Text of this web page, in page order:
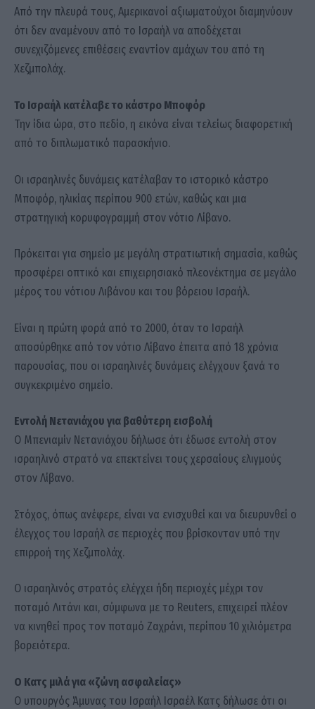
Από την πλευρά τους, Αμερικανοί αξιωματούχοι διαμηνύουν
ότι δεν αναμένουν από το Ισραήλ να αποδέχεται
συνεχιζόμενες επιθέσεις εναντίον αμάχων του από τη
Χεζμπολάχ.
Το Ισραήλ κατέλαβε το κάστρο Μποφόρ
Την ίδια ώρα, στο πεδίο, η εικόνα είναι τελείως διαφορετική
από το διπλωματικό παρασκήνιο.
Οι ισραηλινές δυνάμεις κατέλαβαν το ιστορικό κάστρο
Μποφόρ, ηλικίας περίπου 900 ετών, καθώς και μια
στρατηγική κορυφογραμμή στον νότιο Λίβανο.
Πρόκειται για σημείο με μεγάλη στρατιωτική σημασία, καθώς
προσφέρει οπτικό και επιχειρησιακό πλεονέκτημα σε μεγάλο
μέρος του νότιου Λιβάνου και του βόρειου Ισραήλ.
Είναι η πρώτη φορά από το 2000, όταν το Ισραήλ
αποσύρθηκε από τον νότιο Λίβανο έπειτα από 18 χρόνια
παρουσίας, που οι ισραηλινές δυνάμεις ελέγχουν ξανά το
συγκεκριμένο σημείο.
Εντολή Νετανιάχου για βαθύτερη εισβολή
Ο Μπενιαμίν Νετανιάχου δήλωσε ότι έδωσε εντολή στον
ισραηλινό στρατό να επεκτείνει τους χερσαίους ελιγμούς
στον Λίβανο.
Στόχος, όπως ανέφερε, είναι να ενισχυθεί και να διευρυνθεί ο
έλεγχος του Ισραήλ σε περιοχές που βρίσκονταν υπό την
επιρροή της Χεζμπολάχ.
Ο ισραηλινός στρατός ελέγχει ήδη περιοχές μέχρι τον
ποταμό Λιτάνι και, σύμφωνα με το Reuters, επιχειρεί πλέον
να κινηθεί προς τον ποταμό Ζαχράνι, περίπου 10 χιλιόμετρα
βορειότερα.
Ο Κατς μιλά για «ζώνη ασφαλείας»
Ο υπουργός Άμυνας του Ισραήλ Ισραέλ Κατς δήλωσε ότι οι